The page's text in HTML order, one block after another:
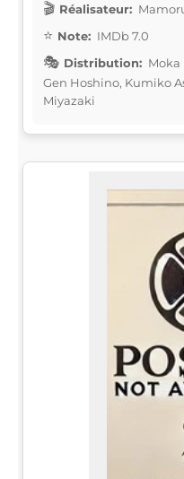
Réalisateur:
Note: IMDb 7.0
Distribution: Moka
Gen Hoshino, Kumiko
Miyazaki